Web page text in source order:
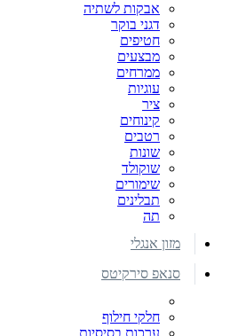
אבקות לשתיה
דגני בוקר
חטיפים
מבצעים
ממרחים
עוגיות
ציר
קינוחים
רטבים
שונות
שוקולד
שימורים
תבלינים
תה
מזון אנגלי
סנאפ סירקיטס
חלקי חילוף
ערכות בסיסיות